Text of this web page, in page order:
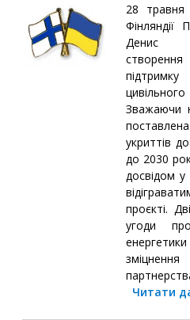
28 травня
Фінляндії
Денис
створення
Зважаючи
укриттів
до 2030
досвідом у
проєкті.
угоди
Читати